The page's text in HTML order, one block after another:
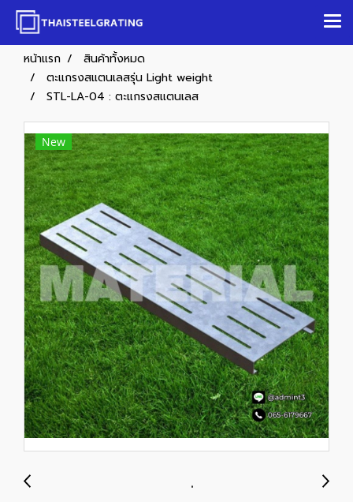
หน้าแรก
สินค้าทั้งหมด
ตะแกรงสแตนเลสรุ่น Light weight
STL-LA-04 : ตะแกรงสแตนเลส
New